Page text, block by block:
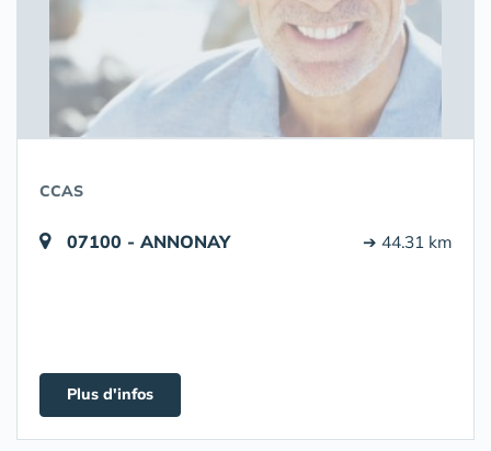
CCAS
07100 - ANNONAY ➔ 44.31 km
Plus d'infos